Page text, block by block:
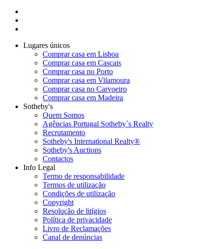
Lugares únicos
Comprar casa em Lisboa
Comprar casa em Cascais
Comprar casa no Porto
Comprar casa em Vilamoura
Comprar casa no Carvoeiro
Comprar casa em Madeira
Sotheby's
Quem Somos
Agências Portugal Sotheby´s Realty
Recrutamento
Sotheby's International Realty®
Sotheby's Auctions
Contactos
Info Legal
Termo de responsabilidade
Termos de utilização
Condições de utilização
Copyright
Resolução de litígios
Política de privacidade
Livro de Reclamações
Canal de denúncias